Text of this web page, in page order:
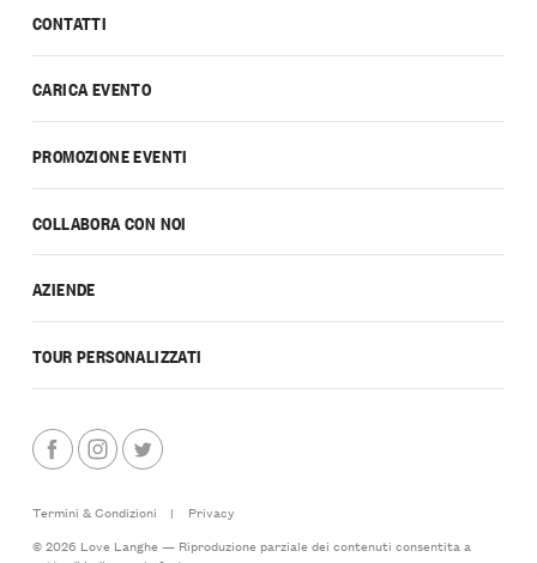
CONTATTI
CARICA EVENTO
PROMOZIONE EVENTI
COLLABORA CON NOI
AZIENDE
TOUR PERSONALIZZATI
Termini & Condizioni |
Privacy
© 2026 Love Langhe — Riproduzione parziale dei contenuti consentita a